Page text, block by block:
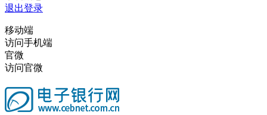
退出登录
移动端
访问手机端
官微
访问官微